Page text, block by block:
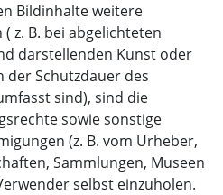
Bildinhalte weitere
z. B. bei abgelichteten
darstellenden Kunst oder
der Schutzdauer des
sind), sind die
sowie sonstige
(z. B. vom Urheber,
Sammlungen, Museen
selbst einzuholen.